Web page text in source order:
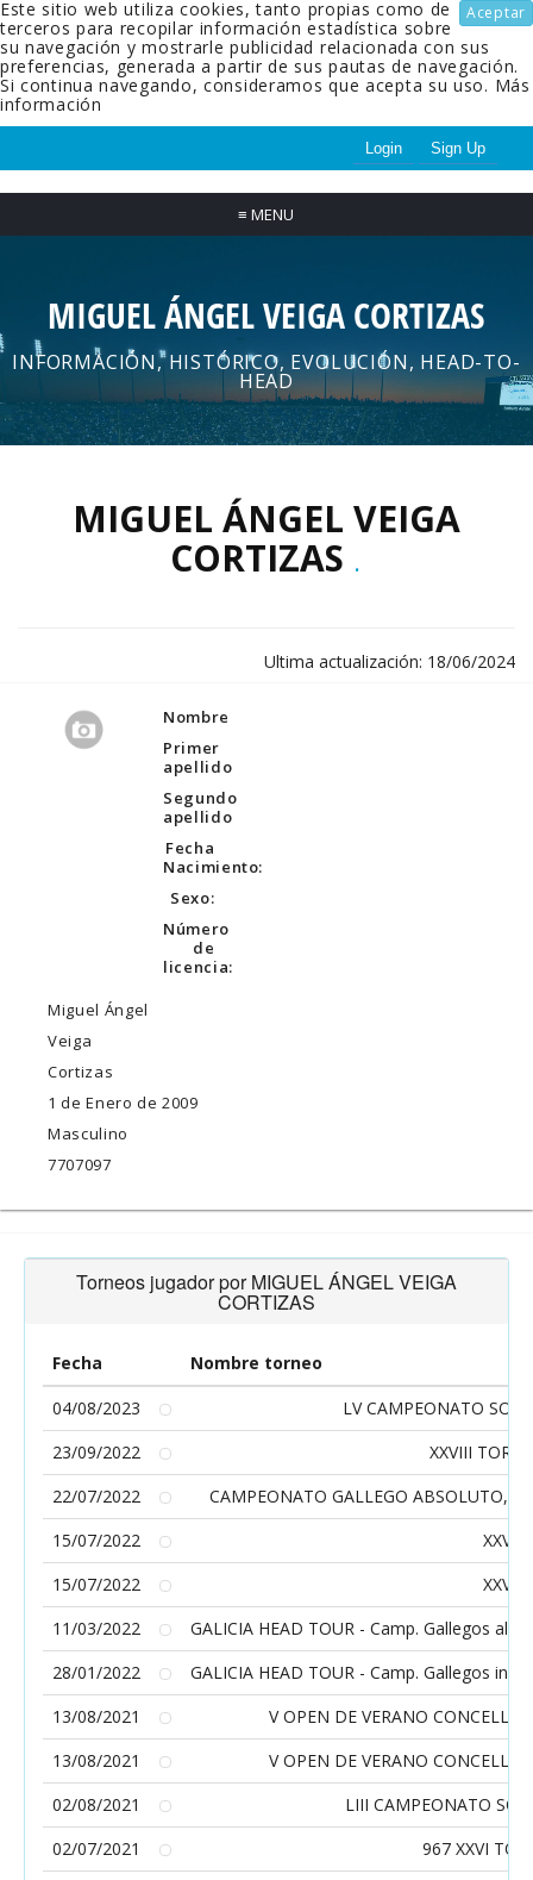
Aceptar
Este sitio web utiliza cookies, tanto propias como de
terceros para recopilar información estadística sobre
su navegación y mostrarle publicidad relacionada con sus
preferencias, generada a partir de sus pautas de navegación.
Si continua navegando, consideramos que acepta su uso. Más
información
Login Sign Up
≡ MENU
MIGUEL ÁNGEL VEIGA CORTIZAS
INFORMACIÓN, HISTÓRICO, EVOLUCIÓN, HEAD-TO-
HEAD
MIGUEL ÁNGEL VEIGA
CORTIZAS .
Ultima actualización: 18/06/2024
Nombre
Primer
apellido
Segundo
apellido
Fecha
Nacimiento:
Sexo:
Número
de
licencia:
Miguel Ángel
Veiga
Cortizas
1 de Enero de 2009
Masculino
7707097
Torneos jugador por MIGUEL ÁNGEL VEIGA
CORTIZAS
Fecha
Nombre torneo
04/08/2023
LV CAMPEONATO
23/09/2022
XXVIII
22/07/2022
CAMPEONATO GALLEGO ABSOLUTO,
15/07/2022
XXVII
15/07/2022
XXVII
11/03/2022
GALICIA HEAD TOUR - Camp. Gallegos
28/01/2022
GALICIA HEAD TOUR - Camp. Gallegos
13/08/2021
V OPEN DE VERANO CONCELLO
13/08/2021
V OPEN DE VERANO CONCELLO
02/08/2021
LIII CAMPEONATO
02/07/2021
967 XXVI